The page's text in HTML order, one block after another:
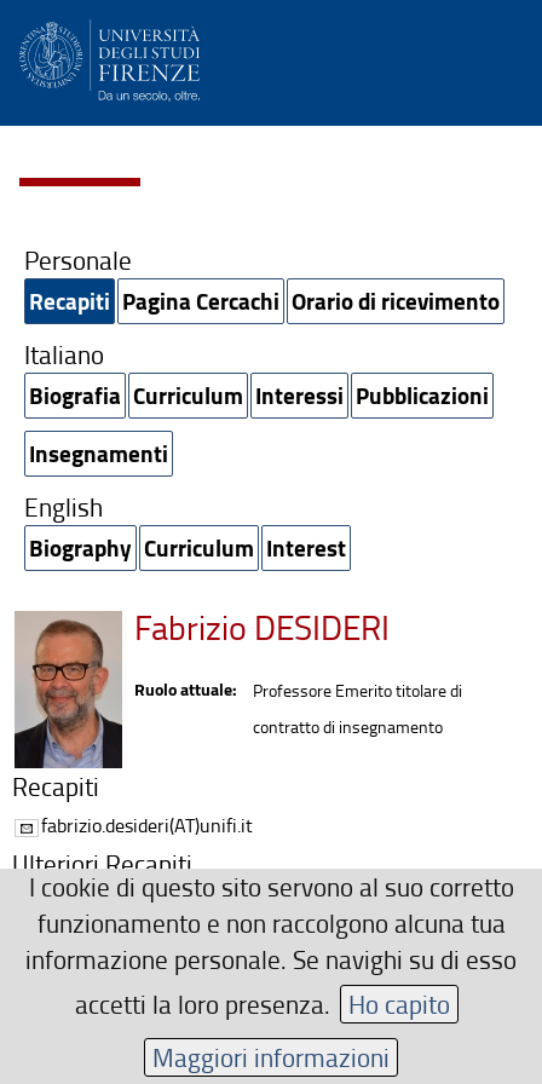
Personale
Recapiti Pagina Cercachi Orario di ricevimento
Italiano
Biografia Curriculum Interessi Pubblicazioni
Insegnamenti
English
Biography Curriculum Interest
Fabrizio DESIDERI
Ruolo attuale:
Professore Emerito titolare di
contratto di insegnamento
Recapiti
fabrizio.desideri(AT)unifi.it
Ulteriori Recapiti
Homepage Unifi: www3.unifi.it/dpfilo/CMpro-v-p-43.html
fabdesideri(AT)unifi.it
Area riservata
I cookie di questo sito servono al suo corretto
funzionamento e non raccolgono alcuna tua
informazione personale. Se navighi su di esso
accetti la loro presenza. Ho capito
Maggiori informazioni